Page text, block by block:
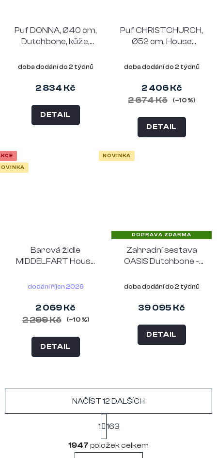
Puf DONNA, Ø40 cm,
Dutchbone, kůže,
doba dodání do 2 týdnů
2 834 Kč
DETAIL
Puf CHRISTCHURCH,
Ø52 cm, House
tmavě hnědý
doba dodání do 2 týdnů
2 406 Kč
2 674 Kč
(–10 %)
DETAIL
Barová židle
MIDDELFART House
světle šedá podnož
dodání říjen 2026
2 069 Kč
2 299 Kč
(–10 %)
DETAIL
NOVINKA
DOPRAVA ZDARMA
Zahradní sestava
OASIS Dutchbone -
akáciové dřevo, šedé
doba dodání do 2 týdnů
39 095 Kč
DETAIL
v
NAČÍST 12 DALŠÍCH
t
á
n
1 163
1947 položek celkem